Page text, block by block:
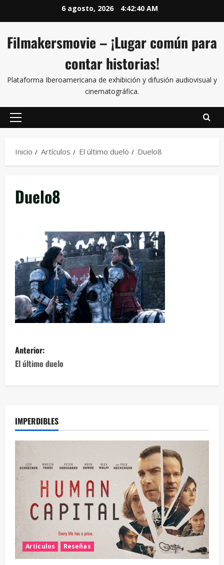
6 agosto, 2026 4:42:40 AM
Filmakersmovie – ¡Lugar común para
contar historias!
Plataforma Iberoamericana de exhibición y difusión audiovisual y
cinematográfica.
Inicio Artículos El último duelo Duelo8
Duelo8
Anterior:
El último duelo
IMPERDIBLES
Artículos Reseñas